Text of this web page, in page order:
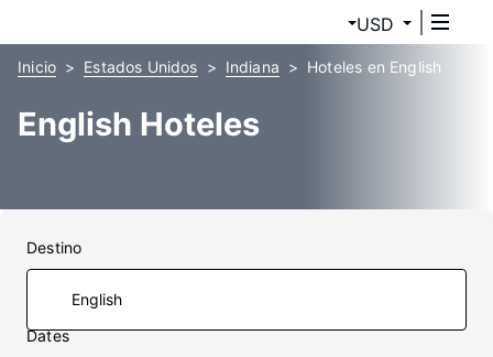
USD
Inicio Estados Unidos Indiana Hoteles en English
English Hoteles
Destino
Dates